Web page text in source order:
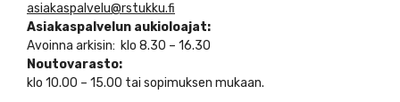
asiakaspalvelu@rstukku.fi
Asiakaspalvelun aukioloajat:
Avoinna arkisin: klo 8.30 – 16.30
Noutovarasto:
klo 10.00 – 15.00 tai sopimuksen mukaan.